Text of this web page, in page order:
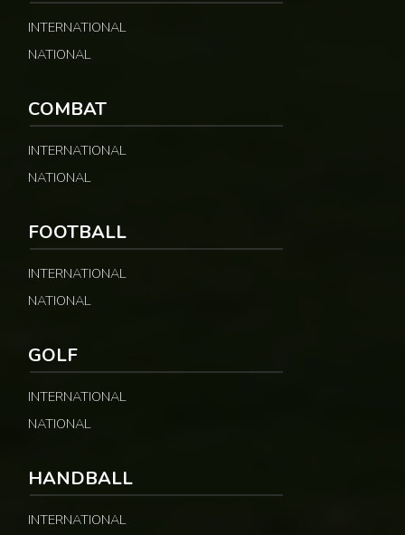
INTERNATIONAL
NATIONAL
COMBAT
INTERNATIONAL
NATIONAL
FOOTBALL
INTERNATIONAL
NATIONAL
GOLF
INTERNATIONAL
NATIONAL
HANDBALL
INTERNATIONAL